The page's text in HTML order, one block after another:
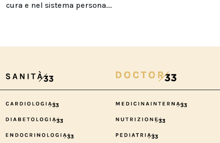
cura e nel sistema persona...